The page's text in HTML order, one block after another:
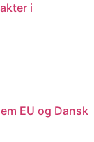
i
EU og Dansk